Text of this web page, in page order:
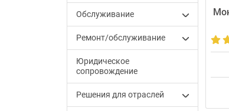
Обслуживание
Ремонт/обслуживание
Юридическое
сопровождение
Решения для отраслей